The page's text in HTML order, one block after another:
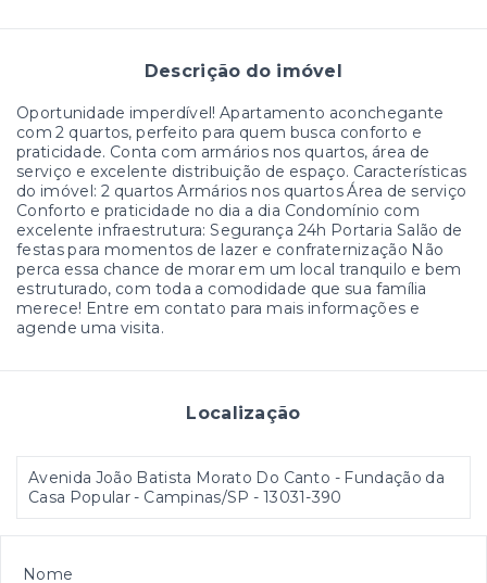
Descrição do imóvel
Oportunidade imperdível! Apartamento aconchegante
com 2 quartos, perfeito para quem busca conforto e
praticidade. Conta com armários nos quartos, área de
serviço e excelente distribuição de espaço. Características
do imóvel: 2 quartos Armários nos quartos Área de serviço
Conforto e praticidade no dia a dia Condomínio com
excelente infraestrutura: Segurança 24h Portaria Salão de
festas para momentos de lazer e confraternização Não
perca essa chance de morar em um local tranquilo e bem
estruturado, com toda a comodidade que sua família
merece! Entre em contato para mais informações e
agende uma visita.
Localização
Avenida João Batista Morato Do Canto - Fundação da
Casa Popular - Campinas/SP - 13031-390
Nome